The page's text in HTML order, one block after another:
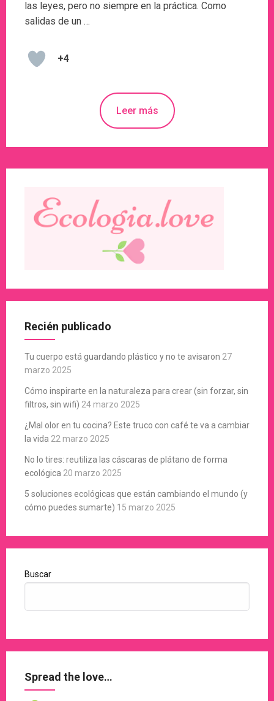
las leyes, pero no siempre en la práctica. Como
salidas de un …
+4
Leer más
Recién publicado
Tu cuerpo está guardando plástico y no te avisaron 27
marzo 2025
Cómo inspirarte en la naturaleza para crear (sin forzar, sin
filtros, sin wifi) 24 marzo 2025
¿Mal olor en tu cocina? Este truco con café te va a cambiar
la vida 22 marzo 2025
No lo tires: reutiliza las cáscaras de plátano de forma
ecológica 20 marzo 2025
5 soluciones ecológicas que están cambiando el mundo (y
cómo puedes sumarte) 15 marzo 2025
Buscar
Spread the love…